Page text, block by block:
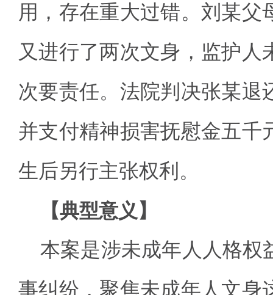
用，存在重大过错。刘某父
又进行了两次文身，监护
次要责任。法院判决张某退
并支付精神损害抚慰金五千
生后另行主张权利。
【典型意义】
本案是涉未成年人人格权
事纠纷，聚焦未成年人文身